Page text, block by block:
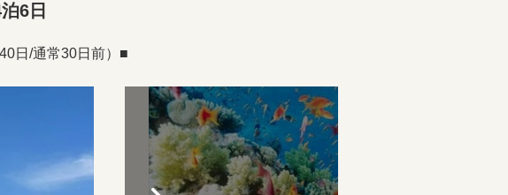
6日
日/通常30日前）■